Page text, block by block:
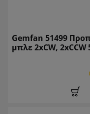
Gemfan 51499
μπλε 2xCW, 2xCCW